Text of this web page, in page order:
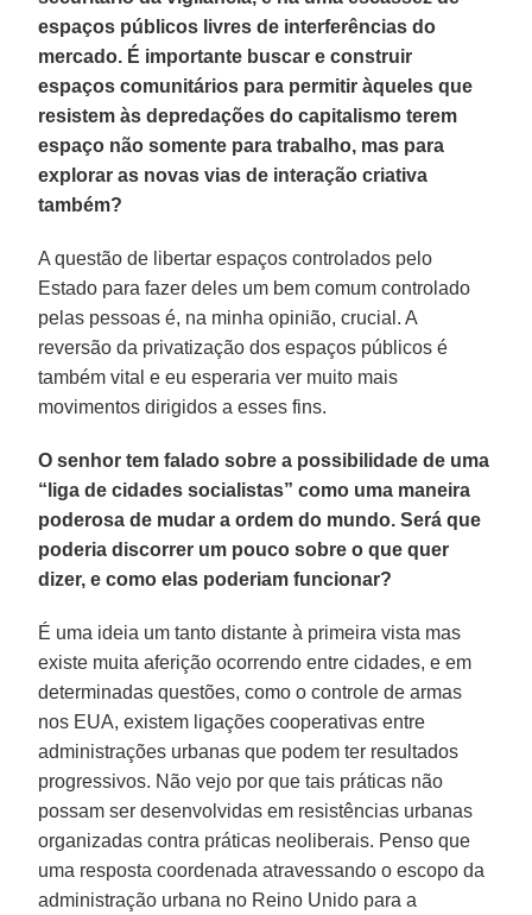
espaços públicos livres de interferências do
mercado. É importante buscar e construir
espaços comunitários para permitir àqueles que
resistem às depredações do capitalismo terem
espaço não somente para trabalho, mas para
explorar as novas vias de interação criativa
também?
A questão de libertar espaços controlados pelo
Estado para fazer deles um bem comum controlado
pelas pessoas é, na minha opinião, crucial. A
reversão da privatização dos espaços públicos é
também vital e eu esperaria ver muito mais
movimentos dirigidos a esses fins.
O senhor tem falado sobre a possibilidade de uma
“liga de cidades socialistas” como uma maneira
poderosa de mudar a ordem do mundo. Será que
poderia discorrer um pouco sobre o que quer
dizer, e como elas poderiam funcionar?
É uma ideia um tanto distante à primeira vista mas
existe muita aferição ocorrendo entre cidades, e em
determinadas questões, como o controle de armas
nos EUA, existem ligações cooperativas entre
administrações urbanas que podem ter resultados
progressivos. Não vejo por que tais práticas não
possam ser desenvolvidas em resistências urbanas
organizadas contra práticas neoliberais. Penso que
uma resposta coordenada atravessando o escopo da
administração urbana no Reino Unido para a